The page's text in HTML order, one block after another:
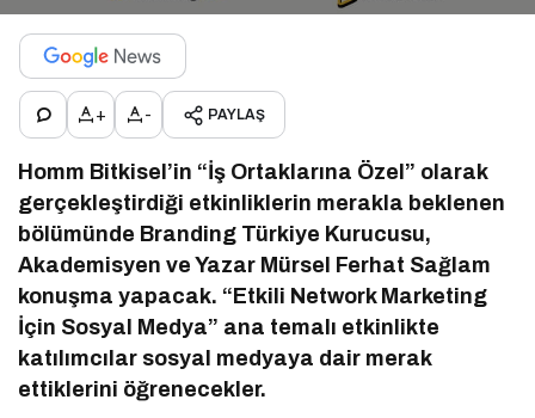
+ - PAYLAŞ
Homm Bitkisel’in “İş Ortaklarına Özel” olarak
gerçekleştirdiği etkinliklerin merakla beklenen
bölümünde Branding Türkiye Kurucusu,
Akademisyen ve Yazar Mürsel Ferhat Sağlam
konuşma yapacak. “Etkili Network Marketing
İçin Sosyal Medya” ana temalı etkinlikte
katılımcılar sosyal medyaya dair merak
ettiklerini öğrenecekler.